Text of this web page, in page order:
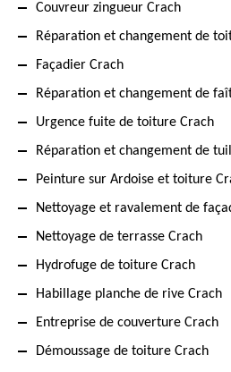
Couvreur zingueur Crach
Réparation et changement de
Façadier Crach
Réparation et changement de
Urgence fuite de toiture Crach
Réparation et changement de
Peinture sur Ardoise et toiture
Nettoyage et ravalement de
Nettoyage de terrasse Crach
Hydrofuge de toiture Crach
Habillage planche de rive Crach
Entreprise de couverture Crach
Démoussage de toiture Crach